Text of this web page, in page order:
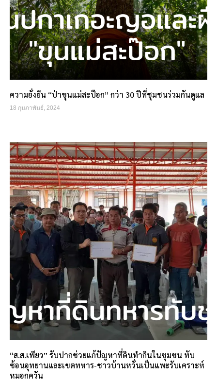
ความยั่งยืน “ป่าขุนแม่สะป๊อก” กว่า 30 ปีที่ชุมชนร่วมกันดูแล
18 กุมภาพันธ์, 2024
“ส.ส.เพียว” รับปากช่วยแก้ปัญหาที่ดินทำกินในชุมชน ทับ
ซ้อนอุทยานและเขตทหาร-ชาวบ้านหวั่นเป็นแพะรับเคราะห์
หมอกควัน